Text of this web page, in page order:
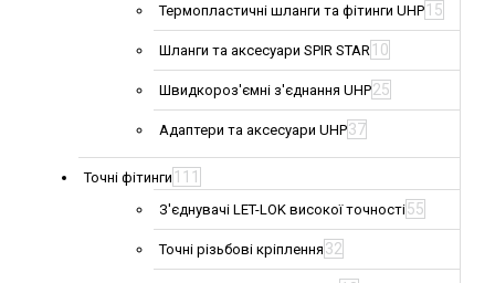
Термопластичні шланги та фітинги UHP 15
Шланги та аксесуари SPIR STAR 10
Швидкороз'ємні з'єднання UHP25
Адаптери та аксесуари UHP37
Точні фітинги 111
З'єднувачі LET-LOK високої точності55
Точні різьбові кріплення 32